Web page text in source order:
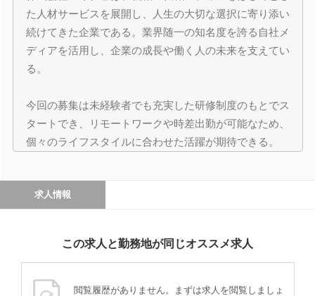
た人材サービスを展開し、人生の大切な選択に寄り添い
続けてきた企業である。業界随一の知名度を誇る自社メ
ディアを活用し、企業の成長や働く人の未来を支えてい
る。
今回の募集は未経験者でも充実した研修制度のもとでス
タートでき、リモートワークや時差出勤が可能なため、
個々のライフスタイルに合わせた活躍が期待できる。
求人情報
この求人と勤務地が同じオススメ求人
閲覧履歴がありません。まずは求人を閲覧しましょ